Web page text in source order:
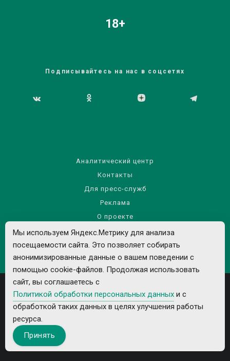
18+
Подписывайтесь на нас в соцсетях
Аналитический центр
Контакты
Для пресс-служб
Реклама
О проекте
Правила использования материалов сайта
Политика обработки персональных данных
Все рекламируемые товары и услуги имеют необходимые лицензии и
Мы используем Яндекс.Метрику для анализа
посещаемости сайта. Это позволяет собирать
анонимизированные данные о вашем поведении с
помощью cookie-файлов. Продолжая использовать
сайт, вы соглашаетесь с
Политикой обработки персональных данных и с
обработкой таких данных в целях улучшения работы
ресурса.
Принять